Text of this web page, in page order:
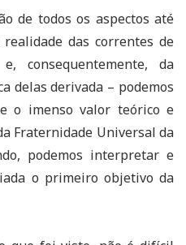
de todos os aspectos até
das correntes de
consequentemente, da
delas derivada – podemos
o imenso valor teórico e
Fraternidade Universal da
podemos interpretar e
o primeiro objetivo da